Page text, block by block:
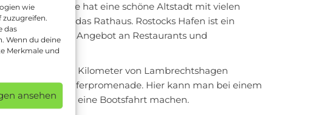
wie
das
Wenn du deine
Merkmale und
ansehen
Rostock. Sie hat eine schöne Altstadt mit vielen
und das Rathaus. Rostocks Hafen ist ein
ein breites Angebot an Restaurants und
nur etwa 20 Kilometer von Lambrechtshagen
charmante Uferpromenade. Hier kann man bei einem
essen oder eine Bootsfahrt machen.